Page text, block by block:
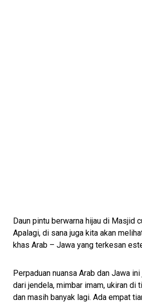
Daun pintu berwarna hijau di Masjid
Apalagi, di sana juga kita akan
khas Arab – Jawa yang terkesan
Perpaduan nuansa Arab dan Jawa
dari jendela, mimbar imam, ukiran di
dan masih banyak lagi. Ada empat